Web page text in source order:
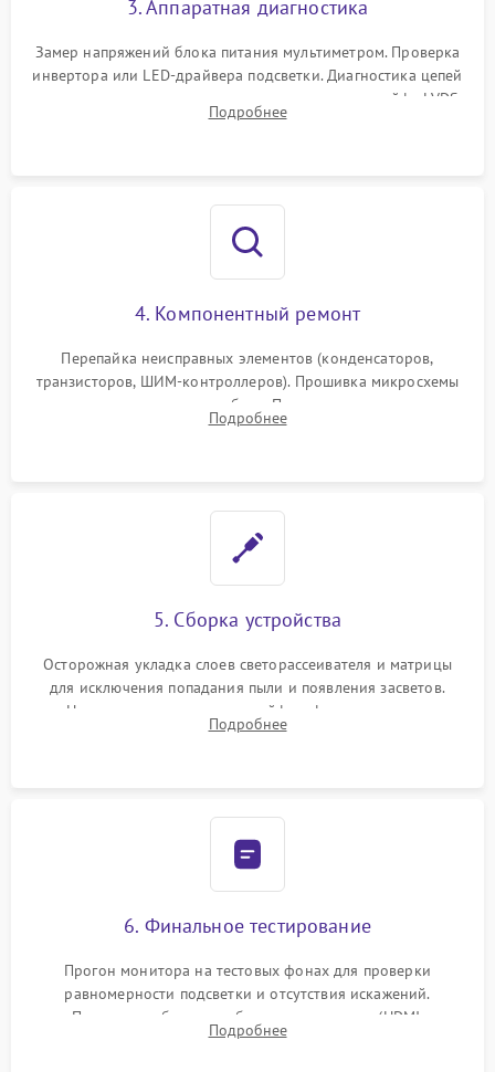
Поломка системы защиты
3. Аппаратная диагностика
Замер напряжений блока питания мультиметром. Проверка
инвертора или LED-драйвера подсветки. Диагностика цепей
питания скалера и тестирование сигналов на шлейфе LVDS
Подробнее
4. Компонентный ремонт
Перепайка неисправных элементов (конденсаторов,
транзисторов, ШИМ-контроллеров). Прошивка микросхемы
памяти при программных сбоях. При поломке подсветки —
разборка матрицы и замена выгоревших светодиодов.
Подробнее
5. Сборка устройства
Осторожная укладка слоев светорассеивателя и матрицы
для исключения попадания пыли и появления засветов.
Надежное подключение шлейфов, фиксация плат и
аккуратное защелкивание пластикового корпуса монитора.
Подробнее
6. Финальное тестирование
Прогон монитора на тестовых фонах для проверки
равномерности подсветки и отсутствия искажений.
Проверка работоспособности всех портов (HDMI,
DisplayPort, VGA) и кнопок управления под нагрузкой в
Подробнее